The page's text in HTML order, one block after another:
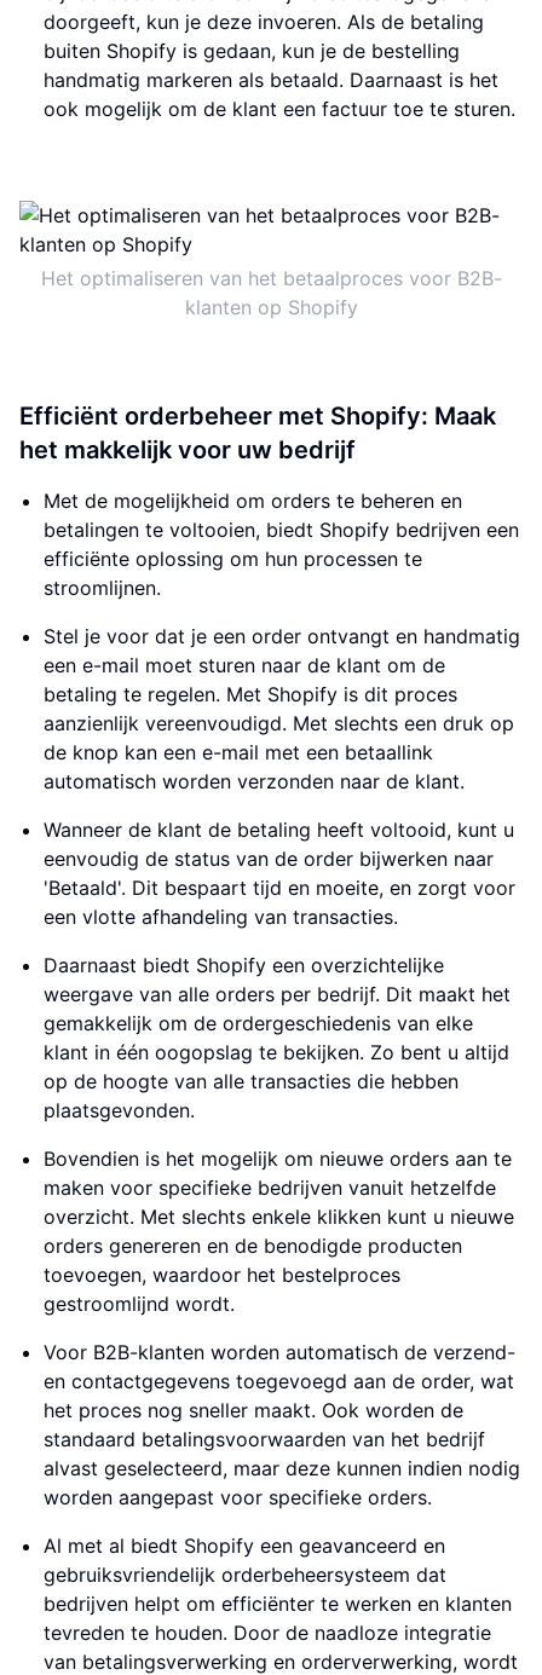
doorgeeft, kun je deze invoeren. Als de betaling
buiten Shopify is gedaan, kun je de bestelling
handmatig markeren als betaald. Daarnaast is het
ook mogelijk om de klant een factuur toe te sturen.
Het optimaliseren van het betaalproces voor B2B-
klanten op Shopify
Efficiënt orderbeheer met Shopify: Maak
het makkelijk voor uw bedrijf
Met de mogelijkheid om orders te beheren en
betalingen te voltooien, biedt Shopify bedrijven een
efficiënte oplossing om hun processen te
stroomlijnen.
Stel je voor dat je een order ontvangt en handmatig
een e-mail moet sturen naar de klant om de
betaling te regelen. Met Shopify is dit proces
aanzienlijk vereenvoudigd. Met slechts een druk op
de knop kan een e-mail met een betaallink
automatisch worden verzonden naar de klant.
Wanneer de klant de betaling heeft voltooid, kunt u
eenvoudig de status van de order bijwerken naar
'Betaald'. Dit bespaart tijd en moeite, en zorgt voor
een vlotte afhandeling van transacties.
Daarnaast biedt Shopify een overzichtelijke
weergave van alle orders per bedrijf. Dit maakt het
gemakkelijk om de ordergeschiedenis van elke
klant in één oogopslag te bekijken. Zo bent u altijd
op de hoogte van alle transacties die hebben
plaatsgevonden.
Bovendien is het mogelijk om nieuwe orders aan te
maken voor specifieke bedrijven vanuit hetzelfde
overzicht. Met slechts enkele klikken kunt u nieuwe
orders genereren en de benodigde producten
toevoegen, waardoor het bestelproces
gestroomlijnd wordt.
Voor B2B-klanten worden automatisch de verzend-
en contactgegevens toegevoegd aan de order, wat
het proces nog sneller maakt. Ook worden de
standaard betalingsvoorwaarden van het bedrijf
alvast geselecteerd, maar deze kunnen indien nodig
worden aangepast voor specifieke orders.
Al met al biedt Shopify een geavanceerd en
gebruiksvriendelijk orderbeheersysteem dat
bedrijven helpt om efficiënter te werken en klanten
tevreden te houden. Door de naadloze integratie
van betalingsverwerking en orderverwerking, wordt